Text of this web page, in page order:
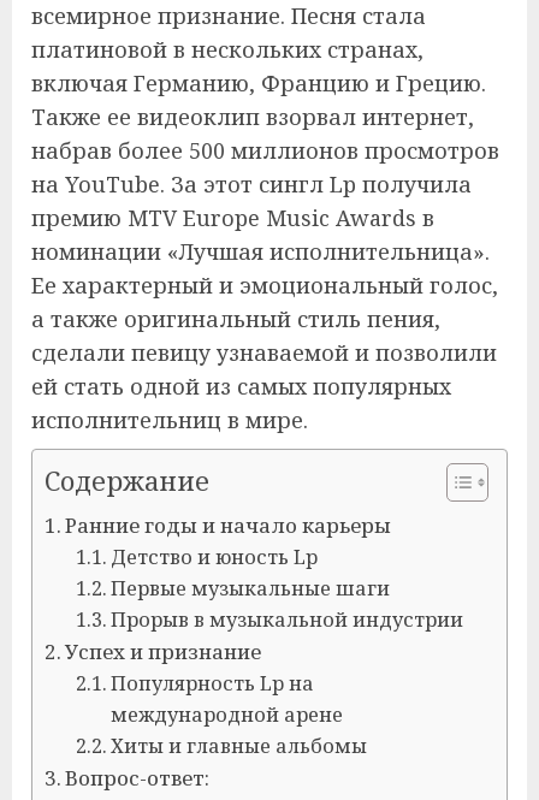
всемирное признание. Песня стала
платиновой в нескольких странах,
включая Германию, Францию и Грецию.
Tакже ее видеоклип взорвал интернет,
набрав более 500 миллионов просмотров
на YouTube. За этот сингл Lp получила
премию MTV Europe Music Awards в
номинации «Лучшая исполнительница».
Ее характерный и эмоциональный голос,
а также оригинальный стиль пения,
сделали певицу узнаваемой и позволили
ей стать одной из самых популярных
исполнительниц в мире.
Содержание
Ранние годы и начало карьеры
Детство и юность Lp
Первые музыкальные шаги
Прорыв в музыкальной индустрии
Успех и признание
Популярность Lp на
международной арене
Хиты и главные альбомы
Вопрос-ответ: